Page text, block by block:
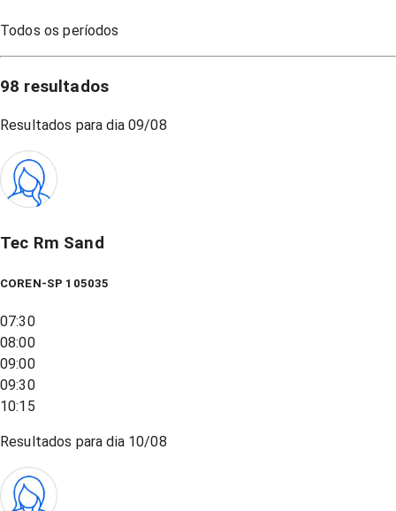
Todos os períodos
98 resultados
Resultados para dia 09/08
Tec Rm Sand
COREN-SP 105035
07:30
08:00
09:00
09:30
10:15
Resultados para dia 10/08